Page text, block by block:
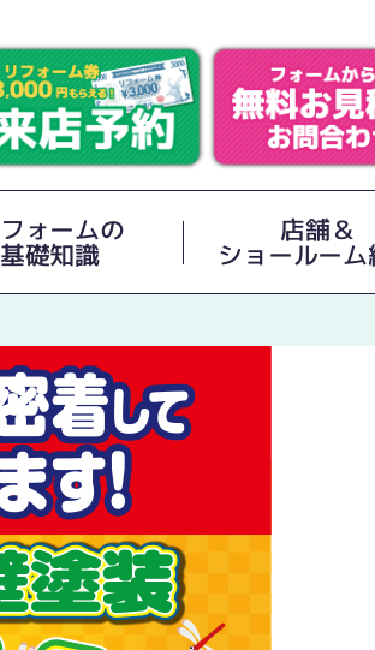
ォームの
基礎知識
店舗＆
ショールー